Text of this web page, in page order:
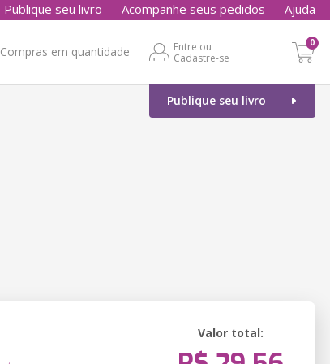
Publique seu livro Acompanhe seus pedidos Ajuda
Compras em quantidade
Entre ou
Cadastre-se
0
Publique seu livro
Valor total: